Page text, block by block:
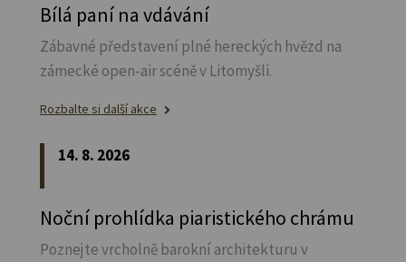
Bílá paní na vdávání
Zábavné představení plné hereckých hvězd na
zámecké open-air scéně v Litomyšli.
Rozbalte si další akce
14. 8. 2026
Noční prohlídka piaristického chrámu
Poznejte vrcholně barokní architekturu v